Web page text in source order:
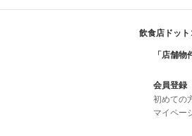
飲食店ドット
「店舗
会員登録
初めての
マイペー